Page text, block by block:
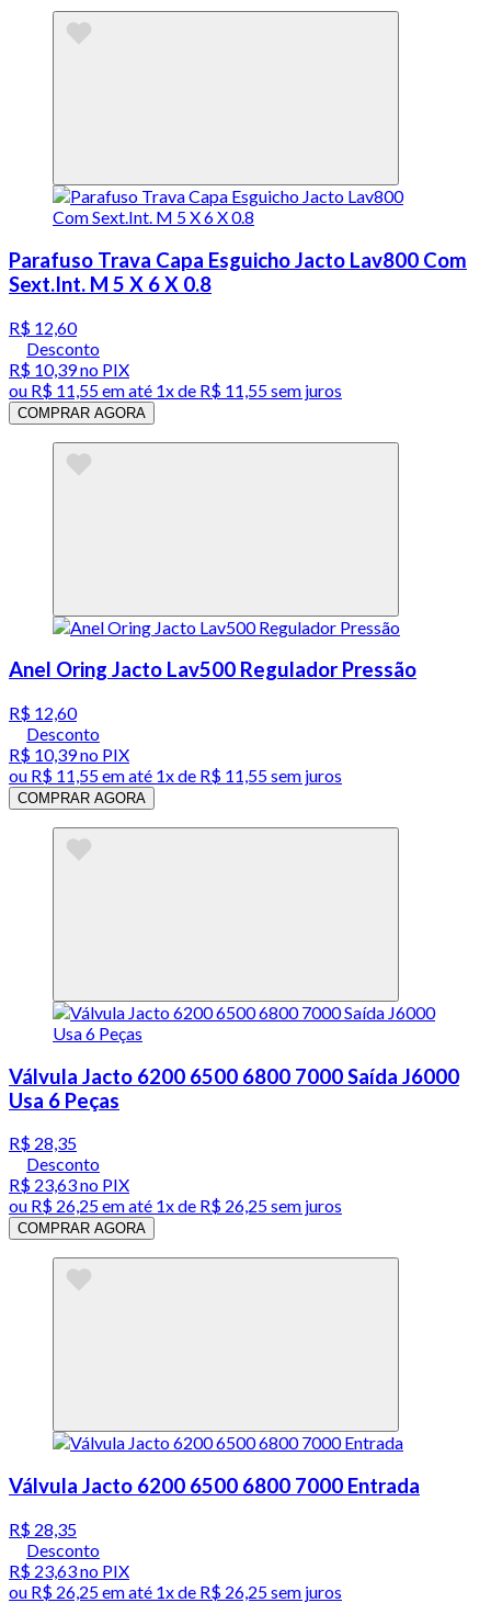
Parafuso Trava Capa Esguicho Jacto Lav800 Com
Sext.Int. M 5 X 6 X 0.8
R$ 12,60
Desconto
R$ 10,39no PIX
ou R$ 11,55em até 1x de R$ 11,55sem juros
COMPRAR AGORA
Anel Oring Jacto Lav500 Regulador Pressão
R$ 12,60
Desconto
R$ 10,39no PIX
ou R$ 11,55em até 1x de R$ 11,55sem juros
COMPRAR AGORA
Válvula Jacto 6200 6500 6800 7000 Saída J6000
Usa 6 Peças
R$ 28,35
Desconto
R$ 23,63no PIX
ou R$ 26,25em até 1x de R$ 26,25sem juros
COMPRAR AGORA
Válvula Jacto 6200 6500 6800 7000 Entrada
R$ 28,35
Desconto
R$ 23,63no PIX
ou R$ 26,25em até 1x de R$ 26,25sem juros